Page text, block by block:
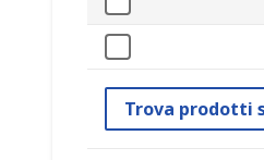
Trova prodotti